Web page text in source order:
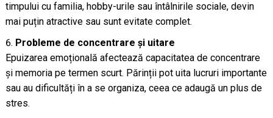
timpului cu familia, hobby-urile sau întâlnirile sociale, devin
mai puțin atractive sau sunt evitate complet.
Probleme de concentrare și uitare
Epuizarea emoțională afectează capacitatea de concentrare
și memoria pe termen scurt. Părinții pot uita lucruri importante
sau au dificultăți în a se organiza, ceea ce adaugă un plus de
stres.